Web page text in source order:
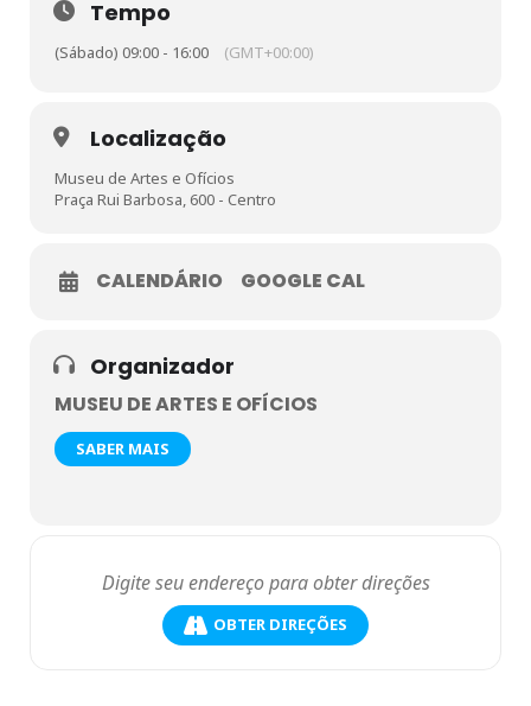
sesimao@fiemg.com.br
sesimao@fiemg.com.br
Tempo
(Sábado) 09:00 - 16:00 (GMT+00:00)
Localização
Museu de Artes e Ofícios
Praça Rui Barbosa, 600 - Centro
CALENDÁRIO GOOGLE CAL
Organizador
MUSEU DE ARTES E OFÍCIOS
SABER MAIS
OBTER DIREÇÕES